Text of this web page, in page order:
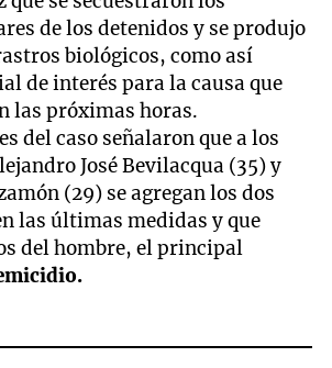
de los detenidos y se produjo
biológicos, como así
de interés para la causa que
las próximas horas.
del caso señalaron que a los
José Bevilacqua (35) y
(29) se agregan los dos
las últimas medidas y que
del hombre, el principal